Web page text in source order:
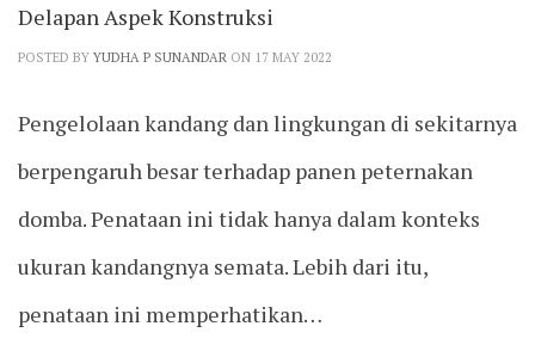
Delapan Aspek Konstruksi
POSTED BY YUDHA P SUNANDAR ON 17 MAY 2022
Pengelolaan kandang dan lingkungan di sekitarnya
berpengaruh besar terhadap panen peternakan
domba. Penataan ini tidak hanya dalam konteks
ukuran kandangnya semata. Lebih dari itu,
penataan ini memperhatikan…